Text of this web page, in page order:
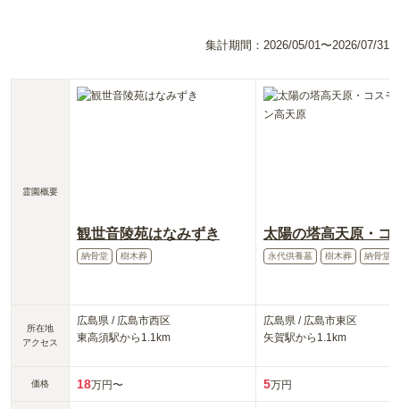
集計期間： 2026/05/01〜2026/07/31
霊園概要
所在地
アクセス
価格
観世音陵苑はなみずき
納骨堂 樹木葬
広島県 / 広島市西区
東高須駅から 1.1km
18万円〜
永代供養墓 樹木葬 納骨堂
広島県 / 広島市東区
矢賀駅から 1.1km
5万円